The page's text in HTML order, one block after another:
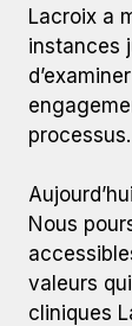
Lacroix a
instances
processus.
Nous
valeurs
cliniques